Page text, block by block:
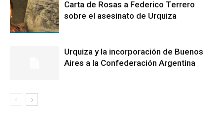
Carta de Rosas a Federico Terrero
sobre el asesinato de Urquiza
Urquiza y la incorporación de Buenos
Aires a la Confederación Argentina